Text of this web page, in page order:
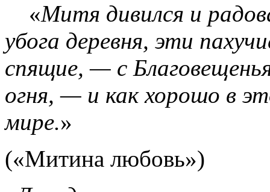
«Митя дивился и
убога деревня, эти
спящие, — с
огня, — и как хорошо в
мире.»
(«Митина любовь»)